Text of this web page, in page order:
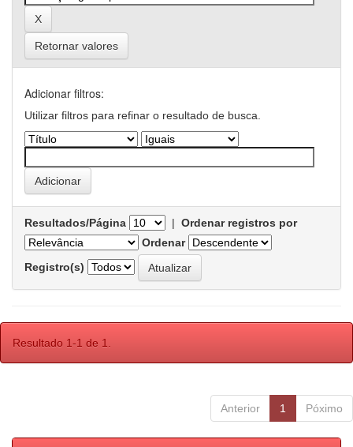
Retornar valores
Adicionar filtros:
Utilizar filtros para refinar o resultado de busca.
Resultados/Página | Ordenar registros por
Ordenar
Registro(s)
Resultado 1-1 de 1.
Anterior 1 Póximo